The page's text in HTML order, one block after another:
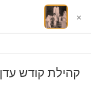
קהילת קודש עדן
✕